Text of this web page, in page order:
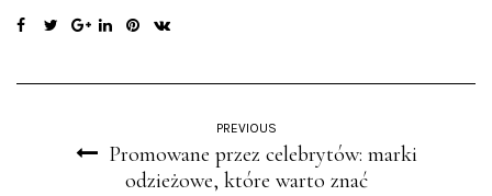
PREVIOUS
Promowane przez celebrytów: marki
odzieżowe, które warto znać